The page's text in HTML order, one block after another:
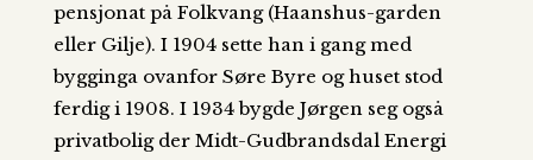
pensjonat på Folkvang (Haanshus-garden
eller Gilje). I 1904 sette han i gang med
bygginga ovanfor Søre Byre og huset stod
ferdig i 1908. I 1934 bygde Jørgen seg også
privatbolig der Midt-Gudbrandsdal Energi